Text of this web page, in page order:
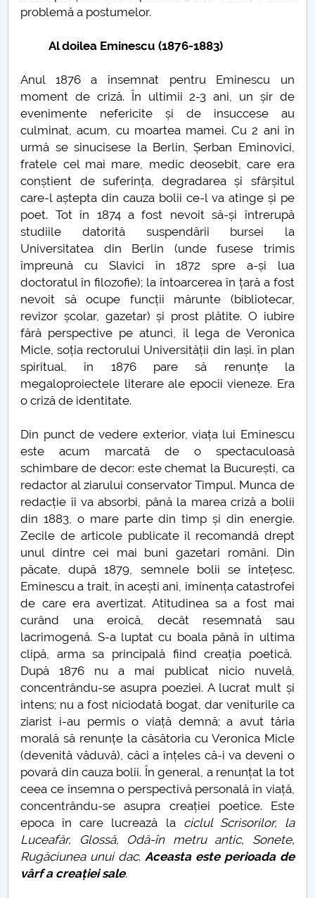
I’m a trainer. What’s your superpower?
Neuroplasticitate în educație? Despre pasivitate și
Cassandre și profeți
Universitate 4.0
problemă a postumelor.
Al doilea Eminescu (1876-1883)
Anul 1876 a însemnat pentru Eminescu un
moment de criză. În ultimii 2-3 ani, un șir de
evenimente nefericite și de insuccese au
culminat, acum, cu moartea mamei. Cu 2 ani în
urmă se sinucisese la Berlin, Șerban Eminovici,
fratele cel mai mare, medic deosebit, care era
conștient de suferința, degradarea și sfârșitul
care-l aștepta din cauza bolii ce-l va atinge și pe
poet. Tot în 1874 a fost nevoit să-și întrerupă
studiile datorită suspendării bursei la
Universitatea din Berlin (unde fusese trimis
împreună cu Slavici în 1872 spre a-și lua
doctoratul în filozofie); la întoarcerea în țară a fost
nevoit să ocupe funcții mărunte (bibliotecar,
revizor școlar, gazetar) și prost plătite. O iubire
fără perspective pe atunci, îl lega de Veronica
Micle, soția rectorului Universității din Iași. în plan
spiritual, în 1876 pare să renunțe la
megaloproiectele literare ale epocii vieneze. Era
o criză de identitate.
Din punct de vedere exterior, viața lui Eminescu
este acum marcată de o spectaculoasă
schimbare de decor: este chemat la București, ca
redactor al ziarului conservator Timpul. Munca de
redacție îi va absorbi, până la marea criză a bolii
din 1883, o mare parte din timp și din energie.
Zecile de articole publicate îl recomandă drept
unul dintre cei mai buni gazetari români. Din
păcate, după 1879, semnele bolii se întețesc.
Eminescu a trait, în acești ani, iminența catastrofei
de care era avertizat. Atitudinea sa a fost mai
curând una eroică, decât resemnată sau
lacrimogenă. S-a luptat cu boala până în ultima
clipă, arma sa principală fiind creația poetică.
După 1876 nu a mai publicat nicio nuvelă,
concentrându-se asupra poeziei. A lucrat mult și
intens; nu a fost niciodată bogat, dar veniturile ca
ziarist i-au permis o viață demnă; a avut tăria
morală să renunțe la căsătoria cu Veronica Micle
(devenită văduvă), căci a înțeles că-i va deveni o
povară din cauza bolii. În general, a renunțat la tot
ceea ce însemna o perspectivă personală în viață,
concentrându-se asupra creației poetice. Este
epoca în care lucrează la ciclul Scrisorilor, la
Luceafăr, Glossă, Odă-în metru antic, Sonete,
Rugăciunea unui dac.Aceasta este perioada de
vârf a creației sale.